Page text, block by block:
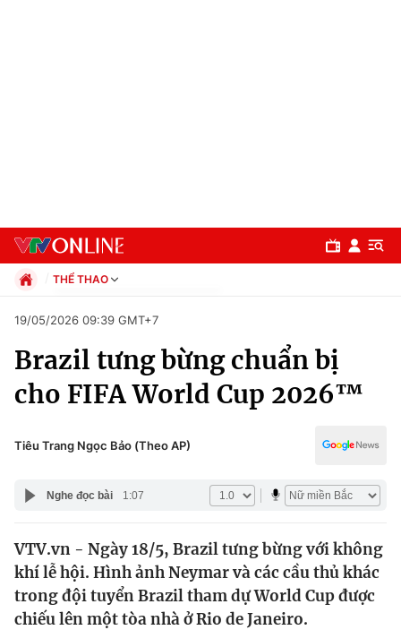
Chuyên mục
Chính trị
Y tế
Thế giới
THỂ THAO
Xã hội
Pháp luật
Thể thao
Văn hóa - Giải trí
Đời sống
Giáo dục
19/05/2026 09:39 GMT+7
Brazil tưng bừng chuẩn bị
cho FIFA World Cup 2026™
Tiêu Trang Ngọc Bảo (Theo AP)
Nghe đọc bài 1:07
VTV.vn - Ngày 18/5, Brazil tưng bừng với không
khí lễ hội. Hình ảnh Neymar và các cầu thủ khác
trong đội tuyển Brazil tham dự World Cup được
chiếu lên một tòa nhà ở Rio de Janeiro.